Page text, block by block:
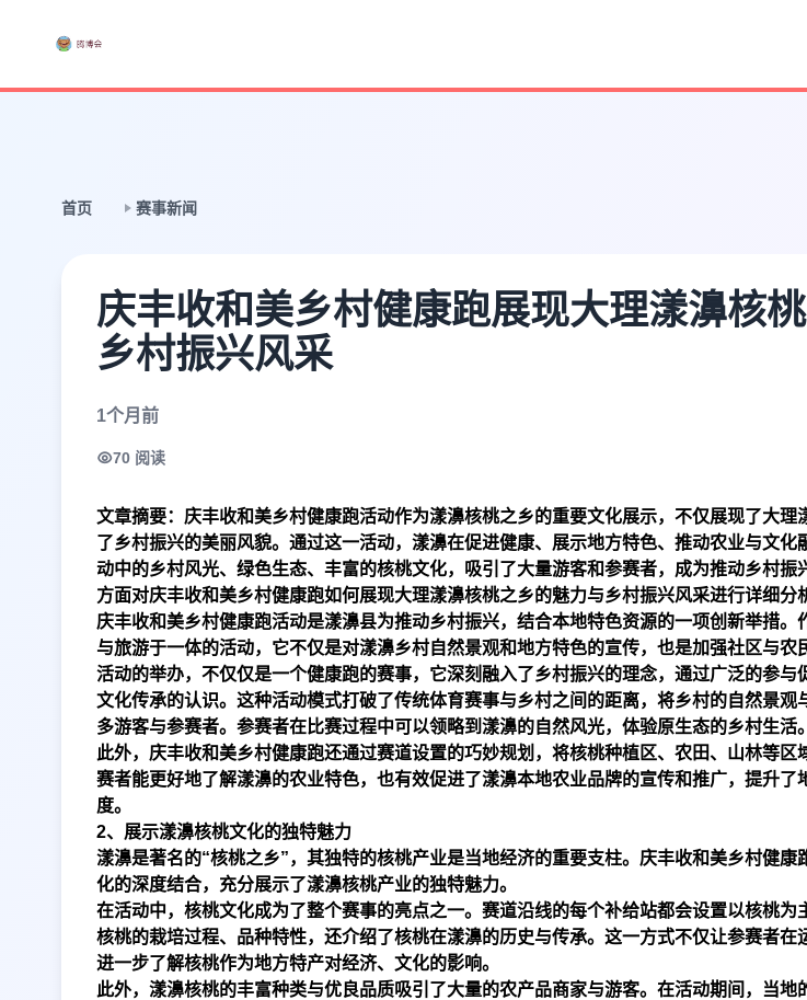
首页 赛事新闻
庆丰收和美乡村健康跑展现大理漾濞核
乡村振兴风采
1个月前
70 阅读
文章摘要：庆丰收和美乡村健康跑活动作为漾濞核桃之乡的重要文化展示，不仅展现了大理
了乡村振兴的美丽风貌。通过这一活动，漾濞在促进健康、展示地方特色、推动农业与文化
动中的乡村风光、绿色生态、丰富的核桃文化，吸引了大量游客和参赛者，成为推动乡村振
方面对庆丰收和美乡村健康跑如何展现大理漾濞核桃之乡的魅力与乡村振兴风采进行详细分
庆丰收和美乡村健康跑活动是漾濞县为推动乡村振兴，结合本地特色资源的一项创新举措。
与旅游于一体的活动，它不仅是对漾濞乡村自然景观和地方特色的宣传，也是加强社区与农
活动的举办，不仅仅是一个健康跑的赛事，它深刻融入了乡村振兴的理念，通过广泛的参与
文化传承的认识。这种活动模式打破了传统体育赛事与乡村之间的距离，将乡村的自然景观
多游客与参赛者。参赛者在比赛过程中可以领略到漾濞的自然风光，体验原生态的乡村生活。
此外，庆丰收和美乡村健康跑还通过赛道设置的巧妙规划，将核桃种植区、农田、山林等区
赛者能更好地了解漾濞的农业特色，也有效促进了漾濞本地农业品牌的宣传和推广，提升了
度。
2、展示漾濞核桃文化的独特魅力
漾濞是著名的“核桃之乡”，其独特的核桃产业是当地经济的重要支柱。庆丰收和美乡村健康
化的深度结合，充分展示了漾濞核桃产业的独特魅力。
在活动中，核桃文化成为了整个赛事的亮点之一。赛道沿线的每个补给站都会设置以核桃为
核桃的栽培过程、品种特性，还介绍了核桃在漾濞的历史与传承。这一方式不仅让参赛者在
进一步了解核桃作为地方特产对经济、文化的影响。
此外，漾濞核桃的丰富种类与优良品质吸引了大量的农产品商家与游客。在活动期间，当地